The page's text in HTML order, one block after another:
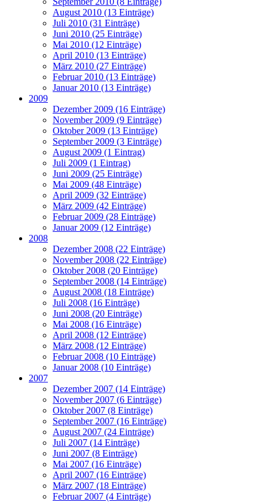
August 2010 (13 Einträge)
Juli 2010 (31 Einträge)
Juni 2010 (25 Einträge)
Mai 2010 (12 Einträge)
April 2010 (13 Einträge)
März 2010 (27 Einträge)
Februar 2010 (13 Einträge)
Januar 2010 (13 Einträge)
2009
Dezember 2009 (16 Einträge)
November 2009 (9 Einträge)
Oktober 2009 (13 Einträge)
September 2009 (3 Einträge)
August 2009 (1 Eintrag)
Juli 2009 (1 Eintrag)
Juni 2009 (25 Einträge)
Mai 2009 (48 Einträge)
April 2009 (32 Einträge)
März 2009 (42 Einträge)
Februar 2009 (28 Einträge)
Januar 2009 (12 Einträge)
2008
Dezember 2008 (22 Einträge)
November 2008 (22 Einträge)
Oktober 2008 (20 Einträge)
September 2008 (14 Einträge)
August 2008 (18 Einträge)
Juli 2008 (16 Einträge)
Juni 2008 (20 Einträge)
Mai 2008 (16 Einträge)
April 2008 (12 Einträge)
März 2008 (12 Einträge)
Februar 2008 (10 Einträge)
Januar 2008 (10 Einträge)
2007
Dezember 2007 (14 Einträge)
November 2007 (6 Einträge)
Oktober 2007 (8 Einträge)
September 2007 (16 Einträge)
August 2007 (24 Einträge)
Juli 2007 (14 Einträge)
Juni 2007 (8 Einträge)
Mai 2007 (16 Einträge)
April 2007 (16 Einträge)
März 2007 (18 Einträge)
Februar 2007 (4 Einträge)